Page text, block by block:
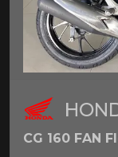
CG 160 FAN